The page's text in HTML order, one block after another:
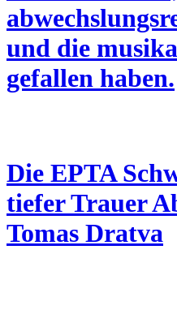
und die
gefallen haben.
Die EPTA
tiefer Trauer
Tomas Dratva